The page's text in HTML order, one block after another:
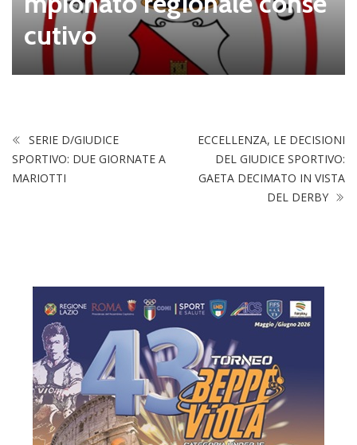
cutivo
SERIE D/GIUDICE
SPORTIVO: DUE GIORNATE A
MARIOTTI
ECCELLENZA, LE DECISIONI
DEL GIUDICE SPORTIVO:
GAETA DECIMATO IN VISTA
DEL DERBY